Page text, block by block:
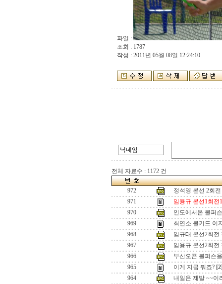
파일 :
조회 : 1787
작성 : 2011년 05월 08일 12:24:10
전체 자료수 : 1172 건
972
정석영 본선 2회
971
임용규 본선1회전
970
인도에서온 볼퍼
969
최연소 볼키드 이
968
임규태 본선2회전
967
임용규 본선2회전
966
부산오픈 볼퍼슨
965
이게 지금 뭐죠?
964
내일은 제발 ~~이